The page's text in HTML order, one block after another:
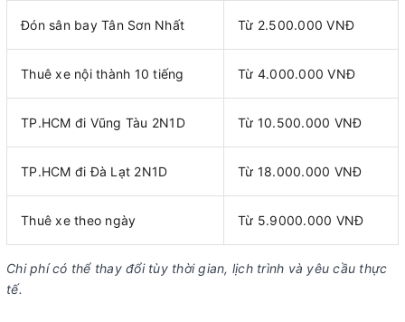
Đón sân bay Tân Sơn Nhất Từ 2.500.000 VNĐ
Thuê xe nội thành 10 tiếng Từ 4.000.000 VNĐ
TP.HCM đi Vũng Tàu 2N1D Từ 10.500.000 VNĐ
TP.HCM đi Đà Lạt 2N1D Từ 18.000.000 VNĐ
Thuê xe theo ngày Từ 5.9000.000 VNĐ
Chi phí có thể thay đổi tùy thời gian, lịch trình và yêu cầu thực
tế.